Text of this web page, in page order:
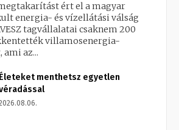
ért el a magyar
energia- és vízellátási válság
tagvállalatai csaknem 200
villamosenergia-
ami az...
Életeket menthetsz egyetlen